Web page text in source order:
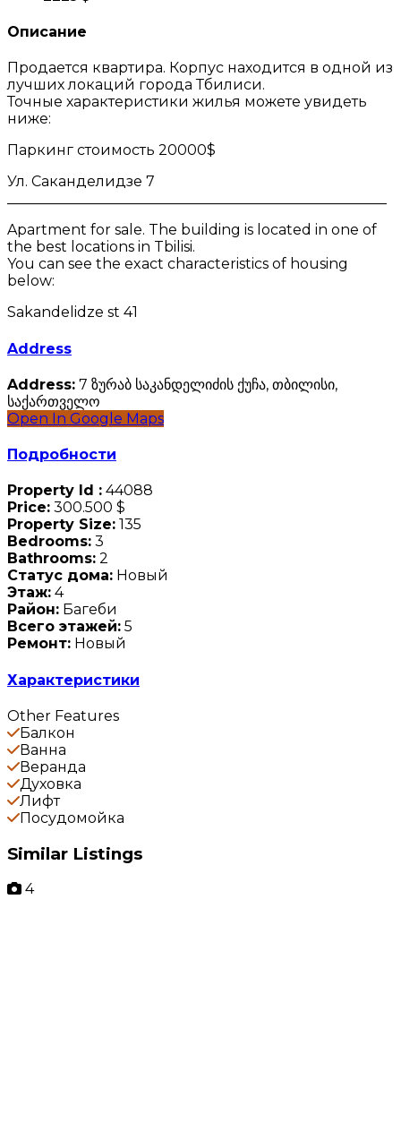
Описание
Продается квартира. Корпус находится в одной из
лучших локаций города Тбилиси.
Точные характеристики жилья можете увидеть
ниже:
Паркинг стоимость 20000$
Ул. Саканделидзе 7
Apartment for sale. The building is located in one of
the best locations in Tbilisi.
You can see the exact characteristics of housing
below:
Sakandelidze st 41
Address
Address: 7 ზურაბ საკანდელიძის ქუჩა, თბილისი,
საქართველო
Open In Google Maps
Подробности
Property Id : 44088
Price: 300.500 $
Property Size: 135
Bedrooms: 3
Bathrooms: 2
Статус дома: Новый
Этаж: 4
Район: Багеби
Всего этажей: 5
Ремонт: Новый
Характеристики
Other Features
Балкон
Ванна
Веранда
Духовка
Лифт
Посудомойка
Similar Listings
4